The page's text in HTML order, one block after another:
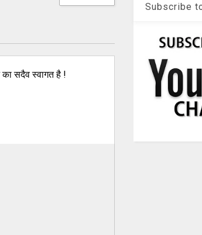
का सदैव स्वागत है !
Subscribe